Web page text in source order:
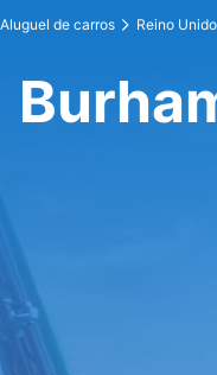
Aluguel de carros Reino Unido